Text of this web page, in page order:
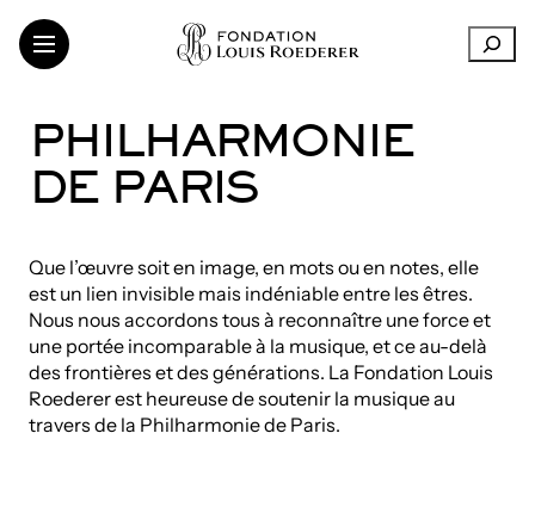
Aller
au
contenu
R
e
r
LA FONDATION
SOUTIEN AUX INSTITUTIONS
CRÉATION CONTEMPORAINE
ART DANS LES VIGNOBLES
ARTISTES ET CHERCHEURS
LinkedIn FR EN
PHILHARMONIE
DE PARIS
Que l’œuvre soit en image, en mots ou en notes, elle
est un lien invisible mais indéniable entre les êtres.
Nous nous accordons tous à reconnaître une force et
une portée incomparable à la musique, et ce au-delà
des frontières et des générations. La Fondation Louis
Roederer est heureuse de soutenir la musique au
travers de la Philharmonie de Paris.